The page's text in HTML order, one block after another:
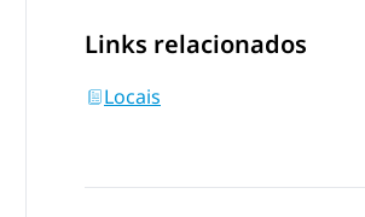
Links relacionados
Locais